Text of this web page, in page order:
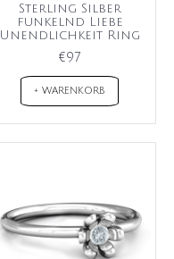
Sterling Silber
funkelnd Liebe
Unendlichkeit Ring
€97
+ WARENKORB